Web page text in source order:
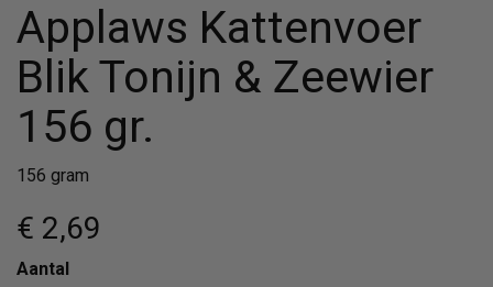
Applaws Kattenvoer
Blik Tonijn & Zeewier
156 gr.
156 gram
€ 2,69
Aantal